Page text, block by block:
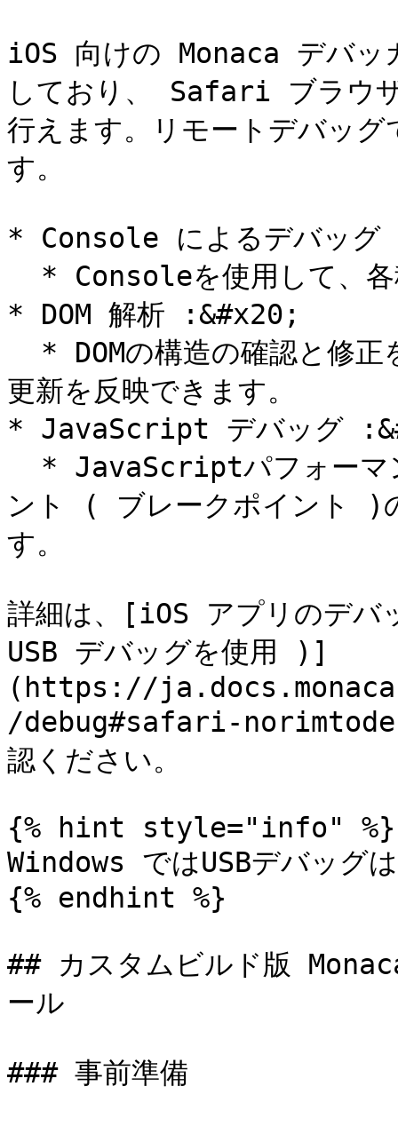
iOS 向けの Monaca デバッ
しており、 Safari ブラウ
行えます。リモートデバッ
す。
* Console によるデバッ
* DOM 解析 :&#x20;
更新を反映できます。
* JavaScript デバッグ
ント ( ブレークポイント )
す。
詳細は、[iOS アプリのデ
USB デバッグを使用 )]
(https://
/debug#safari-
認ください。
{% hint style="info" %}
Windows ではUSBデバッグ
{% endhint %}
## カスタムビルド版
ール
### 事前準備